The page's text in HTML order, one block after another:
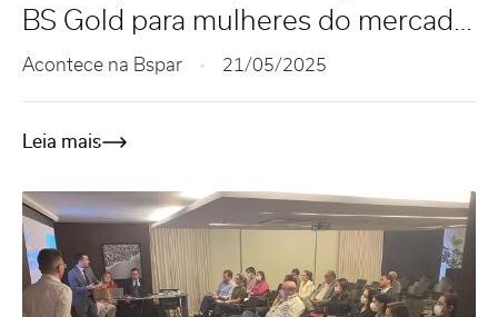
BS Gold para mulheres do mercado
imobiliário
Acontece na Bspar 21/05/2025
Leia mais